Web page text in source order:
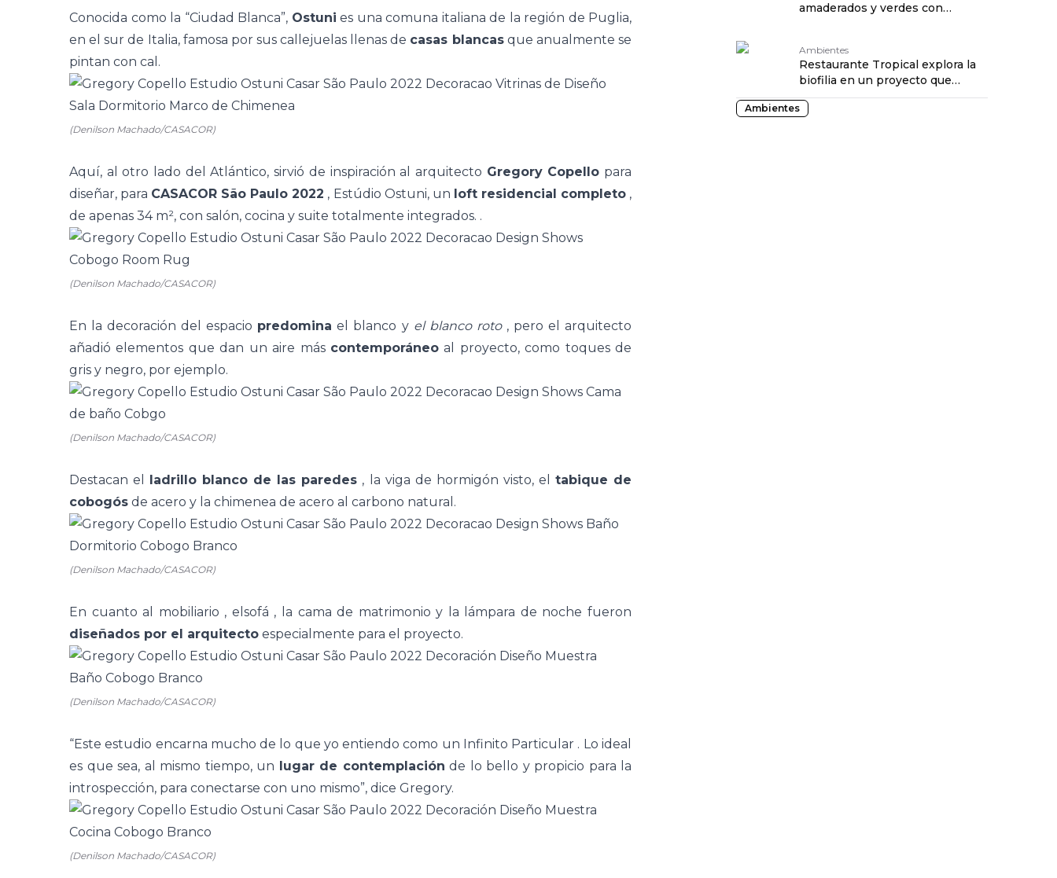
Conocida como la “Ciudad Blanca”, Ostuni es una comuna italiana de la región de Puglia,
en el sur de Italia, famosa por sus callejuelas llenas de casas blancasque anualmente se
pintan con cal.
(Denilson Machado/CASACOR)
Aquí, al otro lado del Atlántico, sirvió de inspiración al arquitecto Gregory Copello para
diseñar, para CASACOR São Paulo 2022 , Estúdio Ostuni, un loft residencial completo,
de apenas 34 m², con salón, cocina y suite totalmente integrados. .
(Denilson Machado/CASACOR)
En la decoración del espacio predomina el blanco y el blanco roto, pero el arquitecto
añadió elementos que dan un aire más contemporáneoal proyecto, como toques de
gris y negro, por ejemplo.
(Denilson Machado/CASACOR)
Destacan el ladrillo blanco de las paredes , la viga de hormigón visto, el tabique de
cobogós de acero y la chimenea de acero al carbono natural.
(Denilson Machado/CASACOR)
En cuanto al mobiliario , el sofá , la cama de matrimonio y la lámpara de noche fueron
diseñados por el arquitecto especialmente para el proyecto.
(Denilson Machado/CASACOR)
“Este estudio encarna mucho de lo que yo entiendo como un Infinito Particular . Lo ideal
es que sea, al mismo tiempo, un lugar de contemplación de lo bello y propicio para la
introspección, para conectarse con uno mismo”, dice Gregory.
(Denilson Machado/CASACOR)
amaderados y verdes con
Ambientes
Restaurante Tropical explora la
biofilia en un proyecto que
celebra la naturaleza
Ambientes